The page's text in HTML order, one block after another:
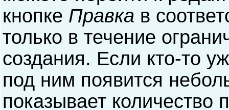
кнопке Правка в
только в течение
создания. Если кто-то
под ним появится
показывает количество